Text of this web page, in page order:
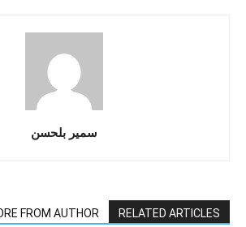
سمير بلحسن
RELATED ARTICLES
FROM AUTHOR